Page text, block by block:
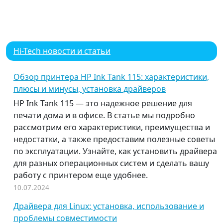
Hi-Tech новости и статьи
Обзор принтера HP Ink Tank 115: характеристики,
плюсы и минусы, установка драйверов
HP Ink Tank 115 — это надежное решение для
печати дома и в офисе. В статье мы подробно
рассмотрим его характеристики, преимущества и
недостатки, а также предоставим полезные советы
по эксплуатации. Узнайте, как установить драйвера
для разных операционных систем и сделать вашу
работу с принтером еще удобнее.
10.07.2024
Драйвера для Linux: установка, использование и
проблемы совместимости